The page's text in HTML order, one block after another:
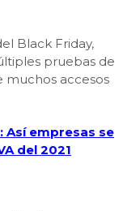
Black Friday,
pruebas de
muchos accesos
Así empresas se
del 2021